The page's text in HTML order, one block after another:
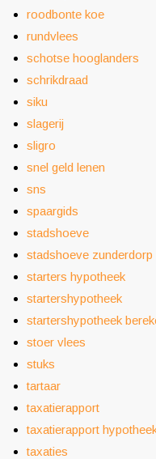
roodbonte koe
rundvlees
schotse hooglanders
schrikdraad
siku
slagerij
sligro
snel geld lenen
sns
spaargids
stadshoeve
stadshoeve zunderdorp
starters hypotheek
startershypotheek
startershypotheek
stoer vlees
stuks
tartaar
taxatierapport
taxatierapport
taxaties